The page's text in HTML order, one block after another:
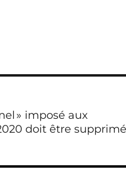
» imposé aux
doit être supprimé